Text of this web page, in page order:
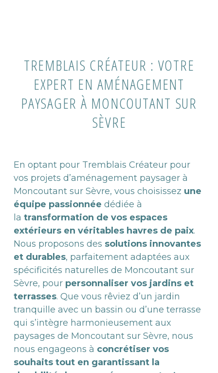
TREMBLAIS CRÉATEUR : VOTRE
EXPERT EN AMÉNAGEMENT
PAYSAGER À MONCOUTANT SUR
SÈVRE​
En optant pour Tremblais Créateur pour
vos projets d’aménagement paysager à
Moncoutant sur Sèvre, vous choisissez une
équipe passionnée dédiée à
la transformation de vos espaces
extérieurs en véritables havres de paix.
Nous proposons des solutions innovantes
et durables, parfaitement adaptées aux
spécificités naturelles de Moncoutant sur
Sèvre, pour personnaliser vos jardins et
terrasses. Que vous rêviez d’un jardin
tranquille avec un bassin ou d’une terrasse
qui s’intègre harmonieusement aux
paysages de Moncoutant sur Sèvre, nous
nous engageons à concrétiser vos
souhaits tout en garantissant la